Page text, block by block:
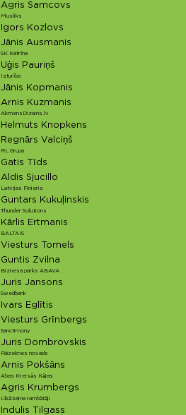
Agris Samcovs
Musliks
Igors Kozlovs
Jānis Ausmanis
SK Katrīna
Uģis Pauriņš
Izturība
Jānis Kopmanis
Arnis Kuzmanis
AkmensDizains.lv
Helmuts Knopkens
Regnārs Valciņš
RL Grupa
Gatis Tīds
Aldis Sjucillo
Latvijas Finieris
Guntars Kukuļinskis
Thunder Solutions
Kārlis Ertmanis
BALTAIS
Viesturs Tomels
Guntis Zvilna
Biznesa parks ABAVA
Juris Jansons
Swedbank
Ivars Eglītis
Viesturs Grīnbergs
Sanctimony
Juris Dombrovskis
Rēzeknes novads
Arnis Pokšāns
Abas Kreisās Kājas
Agris Krumbergs
Līkā kalna rambātāji
Indulis Tilgass